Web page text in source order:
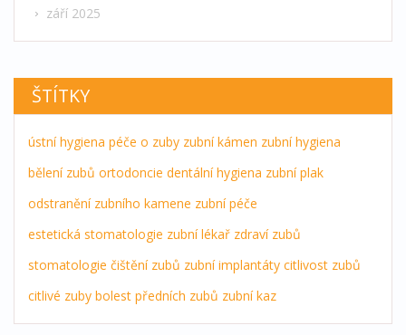
září 2025
ŠTÍTKY
ústní hygiena péče o zuby zubní kámen zubní hygiena
bělení zubů ortodoncie dentální hygiena zubní plak
odstranění zubního kamene zubní péče
estetická stomatologie zubní lékař zdraví zubů
stomatologie čištění zubů zubní implantáty citlivost zubů
citlivé zuby bolest předních zubů zubní kaz